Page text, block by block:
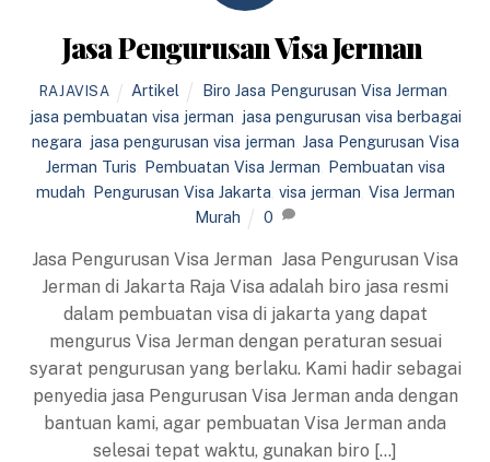
Jasa Pengurusan Visa Jerman
RAJAVISA Artikel Biro Jasa Pengurusan Visa Jerman
jasa pembuatan visa jerman jasa pengurusan visa berbagai
negara jasa pengurusan visa jerman Jasa Pengurusan Visa
Jerman Turis Pembuatan Visa Jerman Pembuatan visa
mudah Pengurusan Visa Jakarta visa jerman Visa Jerman
Murah
0
Jasa Pengurusan Visa Jerman Jasa Pengurusan Visa
Jerman di Jakarta Raja Visa adalah biro jasa resmi
dalam pembuatan visa di jakarta yang dapat
mengurus Visa Jerman dengan peraturan sesuai
syarat pengurusan yang berlaku. Kami hadir sebagai
penyedia jasa Pengurusan Visa Jerman anda dengan
bantuan kami, agar pembuatan Visa Jerman anda
selesai tepat waktu, gunakan biro […]